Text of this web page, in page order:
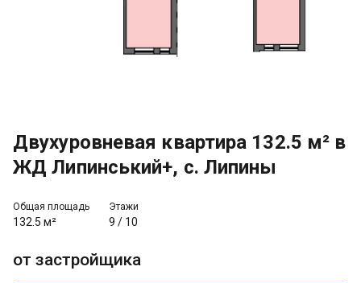
Двухуровневая квартира 132.5 м² в
ЖД Липинський+, с. Липины
Общая площадь
132.5 м²
Этажи
9 / 10
от застройщика